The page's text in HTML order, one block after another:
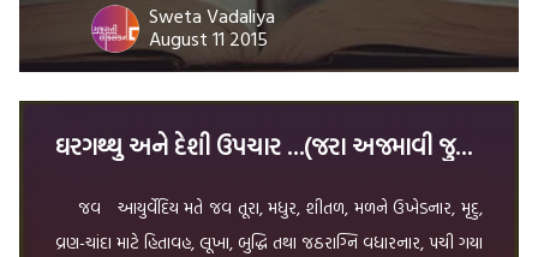
Sweta Vadaliya
August 11 2015
ઘરગથ્થુ અને દેશી ઉપચાર …(જરા અજમાવી જુઓ …) …
જવ આયુર્વેદિય મતે જવ તૂરા, મધુર, શીતળ, મળને ઉખેડનાર, મૃદુ,
વ્રણ-ચાંદા માટે હિતાવહ, લૂખા, બુદ્ધિ તથા જઠરાગ્નિ વધારનાર, પચી ગયા